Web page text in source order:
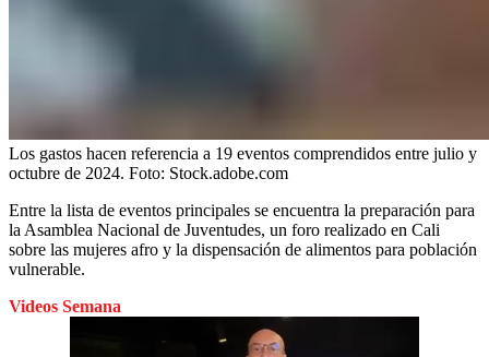
Los gastos hacen referencia a 19 eventos comprendidos entre julio y
octubre de 2024. Foto: Stock.adobe.com
Entre la lista de eventos principales se encuentra la preparación para
la Asamblea Nacional de Juventudes, un foro realizado en Cali
sobre las mujeres afro y la dispensación de alimentos para población
vulnerable.
Videos Semana